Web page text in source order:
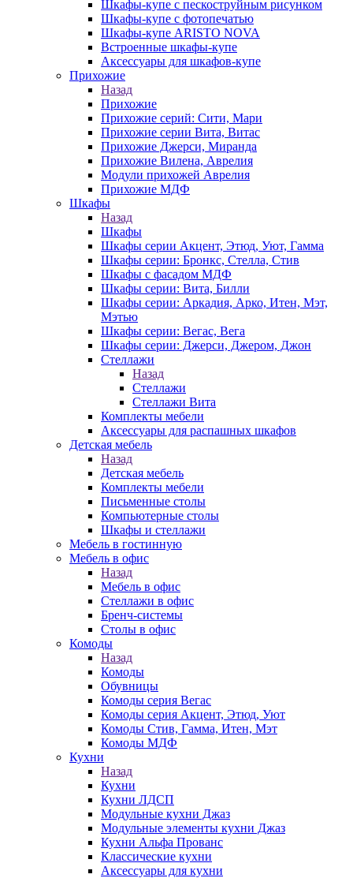
Шкафы-купе с пескоструйным рисунком
Шкафы-купе с фотопечатью
Шкафы-купе ARISTO NOVA
Встроенные шкафы-купе
Аксессуары для шкафов-купе
Прихожие
Назад
Прихожие
Прихожие серий: Сити, Мари
Прихожие серии Вита, Витас
Прихожие Джерси, Миранда
Прихожие Вилена, Аврелия
Модули прихожей Аврелия
Прихожие МДФ
Шкафы
Назад
Шкафы
Шкафы серии Акцент, Этюд, Уют, Гамма
Шкафы серии: Бронкс, Стелла, Стив
Шкафы с фасадом МДФ
Шкафы серии: Вита, Билли
Шкафы серии: Аркадия, Арко, Итен, Мэт,
Мэтью
Шкафы серии: Вегас, Вега
Шкафы серии: Джерси, Джером, Джон
Стеллажи
Назад
Стеллажи
Стеллажи Вита
Комплекты мебели
Аксессуары для распашных шкафов
Детская мебель
Назад
Детская мебель
Комплекты мебели
Письменные столы
Компьютерные столы
Шкафы и стеллажи
Мебель в гостинную
Мебель в офис
Назад
Мебель в офис
Стеллажи в офис
Бренч-системы
Столы в офис
Комоды
Назад
Комоды
Обувницы
Комоды серия Вегас
Комоды серия Акцент, Этюд, Уют
Комоды Стив, Гамма, Итен, Мэт
Комоды МДФ
Кухни
Назад
Кухни
Кухни ЛДСП
Модульные кухни Джаз
Модульные элементы кухни Джаз
Кухни Альфа Прованс
Классические кухни
Аксессуары для кухни